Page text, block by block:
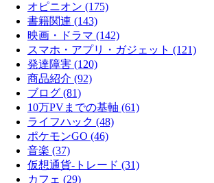
オピニオン (175)
書籍関連 (143)
映画・ドラマ (142)
スマホ・アプリ・ガジェット (121)
発達障害 (120)
商品紹介 (92)
ブログ (81)
10万PVまでの基軸 (61)
ライフハック (48)
ポケモンGO (46)
音楽 (37)
仮想通貨-トレード (31)
カフェ (29)